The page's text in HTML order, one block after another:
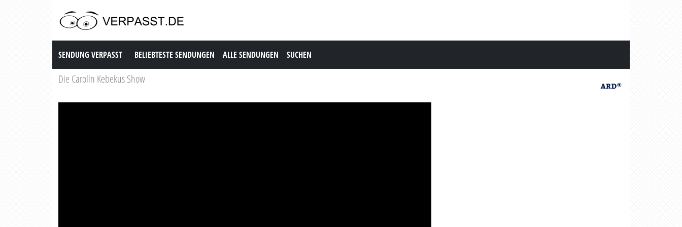
Sendung Verpasst
SENDUNG VERPASST BELIEBTESTE SENDUNGEN ALLE SENDUNGEN SUCHEN
Die Carolin Kebekus Show